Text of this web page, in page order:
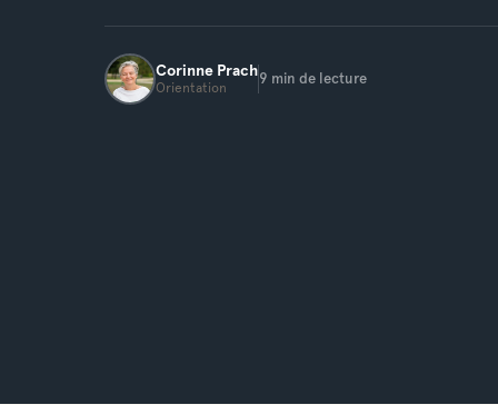
Corinne Prach
Orientation
9 min de lecture